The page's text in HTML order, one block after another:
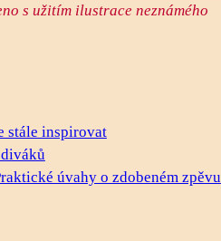
s užitím ilustrace neznámého
stále inspirovat
úvahy o zdobeném zpěvu